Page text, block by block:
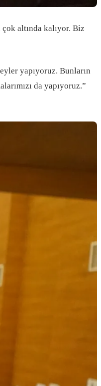
altında kalıyor. Biz
yapıyoruz. Bunların
da yapıyoruz.”